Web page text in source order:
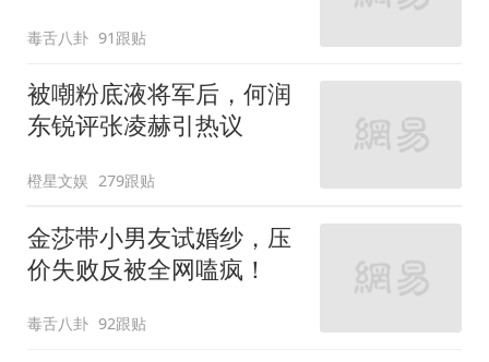
毒舌八卦 91跟贴
被嘲粉底液将军后，何润
东锐评张凌赫引热议
橙星文娱 279跟贴
金莎带小男友试婚纱，压
价失败反被全网嗑疯！
毒舌八卦 92跟贴